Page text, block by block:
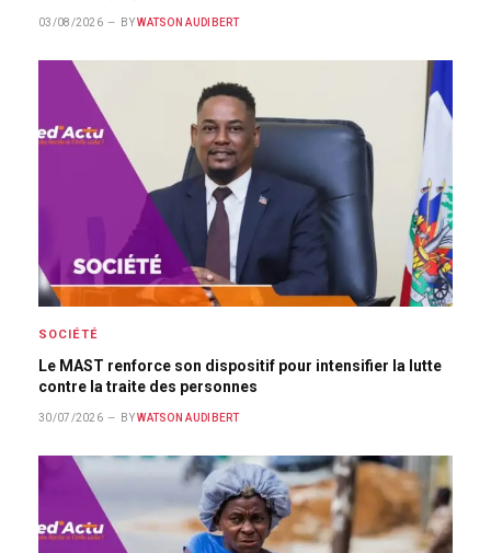
03/08/2026 BY WATSON AUDIBERT
SOCIÉTÉ
Le MAST renforce son dispositif pour intensifier la lutte
contre la traite des personnes
30/07/2026 BY WATSON AUDIBERT